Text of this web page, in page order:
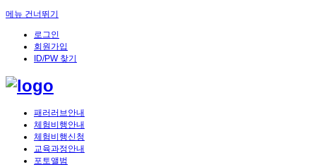
메뉴 건너뛰기
로그인
회원가입
ID/PW 찾기
패러러브안내
체험비행안내
체험비행신청
교육과정안내
포토앨범